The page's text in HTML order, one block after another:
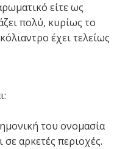
είτε ως
πολύ, κυρίως το
έχει τελείως
του ονομασία
σε αρκετές περιοχές.